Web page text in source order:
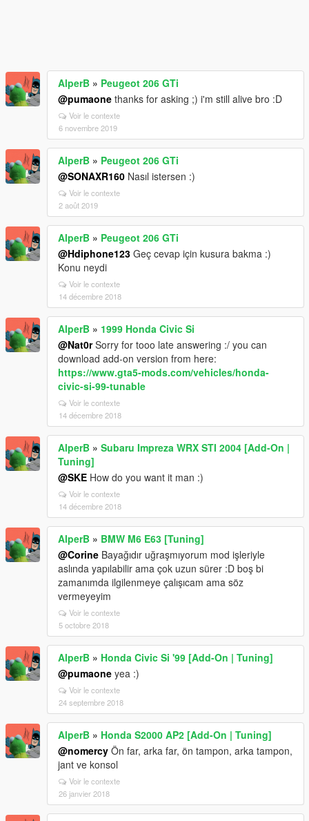
AlperB » Peugeot 206 GTi
@pumaone thanks for asking ;) i'm still alive bro :D
Voir le contexte
6 novembre 2019
AlperB » Peugeot 206 GTi
@SONAXR160 Nasıl istersen :)
Voir le contexte
2 août 2019
AlperB » Peugeot 206 GTi
@Hdiphone123 Geç cevap için kusura bakma :)
Konu neydi
Voir le contexte
14 décembre 2018
AlperB » 1999 Honda Civic Si
@Nat0rSorry for tooo late answering :/ you can
download add-on version from here:
https://www.gta5-mods.com/vehicles/honda-
civic-si-99-tunable
Voir le contexte
14 décembre 2018
AlperB » Subaru Impreza WRX STI 2004 [Add-On |
Tuning]
@SKE How do you want it man :)
Voir le contexte
14 décembre 2018
AlperB » BMW M6 E63 [Tuning]
@Corine Bayağıdır uğraşmıyorum mod işleriyle
aslında yapılabilir ama çok uzun sürer :D boş bi
zamanımda ilgilenmeye çalışıcam ama söz
vermeyeyim
Voir le contexte
5 octobre 2018
AlperB » Honda Civic Si '99 [Add-On | Tuning]
@pumaone yea :)
Voir le contexte
24 septembre 2018
AlperB » Honda S2000 AP2 [Add-On | Tuning]
@nomercy Ön far, arka far, ön tampon, arka tampon,
jant ve konsol
Voir le contexte
26 janvier 2018